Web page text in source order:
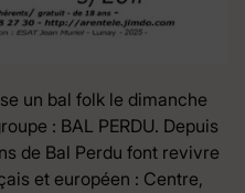
un bal folk le dimanche
: BAL PERDU. Depuis
de Bal Perdu font revivre
et européen : Centre,